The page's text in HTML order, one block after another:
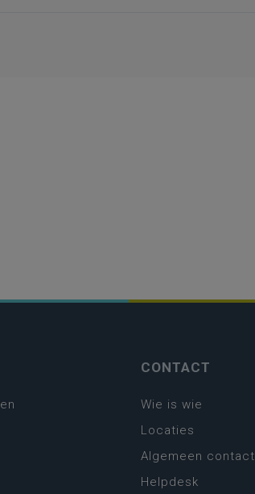
CONTACT
Wie is wie
Locaties
Algemeen contact
Helpdesk